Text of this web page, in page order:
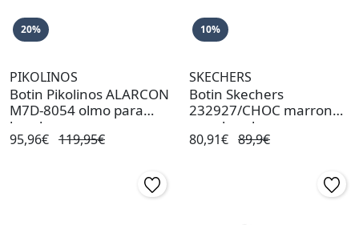
20%
PIKOLINOS
Botin Pikolinos ALARCON
M7D-8054 olmo para
hombre
95,96€ 119,95€
10%
SKECHERS
Botin Skechers
232927/CHOC marron
para hombre
80,91€ 89,9€